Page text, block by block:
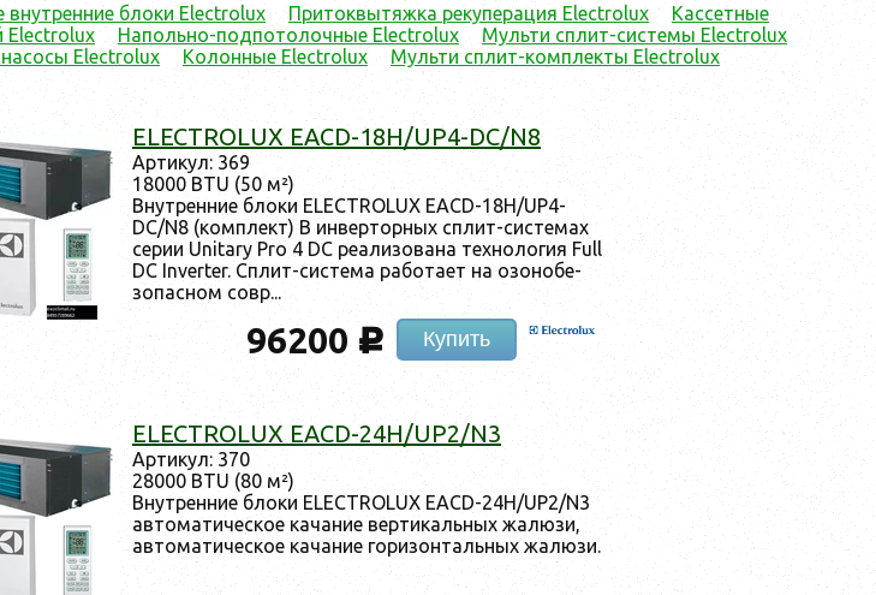
внутренние блоки Electrolux Притоквытяжка рекуперация Electrolux
Кассетные
Electrolux Напольно-подпотолочные Electrolux
Мульти сплит-системы Electrolux
Electrolux Колонные Electrolux Мульти cплит-комплекты Electrolux
ELECTROLUX EACD-18H/UP4-DC/N8
Ар­ти­кул: 369
18000 BTU (50 м²)
Внут­ренние бло­ки ELECTROLUX EACD-18H/UP4-
DC/N8 (ком­плект) В ин­вертор­ных сплит-сис­те­мах
се­рии Unitary Pro 4 DC ре­али­зова­на тех­но­логия Full
DC Inverter. Сплит-сис­те­ма ра­бота­ет на озо­нобе­
зопас­ном совр...
96200 c Купить
ELECTROLUX EACD-24H/UP2/N3
Ар­ти­кул: 370
28000 BTU (80 м²)
Внут­ренние бло­ки ELECTROLUX EACD-24H/UP2/N3
ав­то­мати­чес­кое ка­чание вер­ти­каль­ных жа­люзи,
ав­то­мати­чес­кое ка­чание го­ризон­таль­ных жа­люзи.